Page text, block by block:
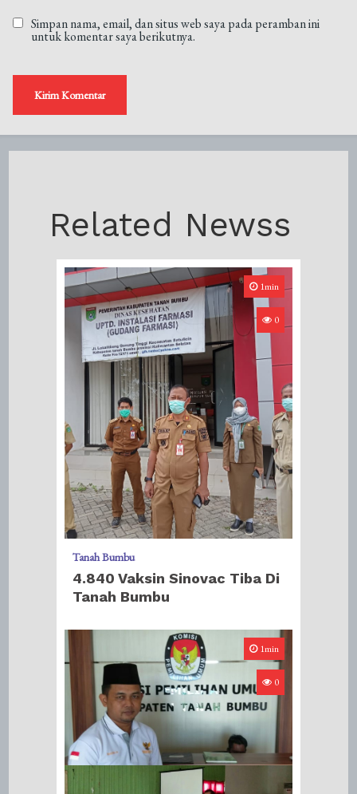
Simpan nama, email, dan situs web saya pada peramban ini
untuk komentar saya berikutnya.
Related Newss
1min
0
Tanah Bumbu
4.840 Vaksin Sinovac Tiba Di
Tanah Bumbu
1min
0